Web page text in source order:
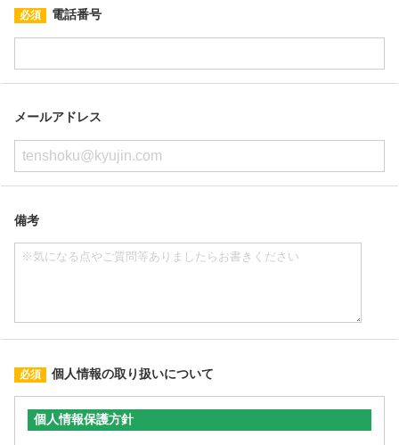
電話番号
メールアドレス
備考
個人情報の取り扱いについて
個人情報保護方針